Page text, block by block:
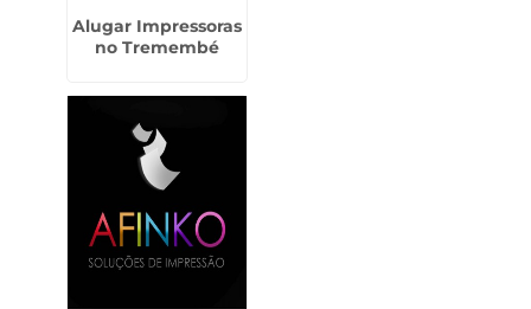
Alugar Impressoras
no Tremembé